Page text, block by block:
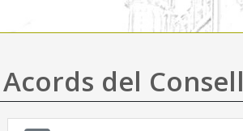
Acords del